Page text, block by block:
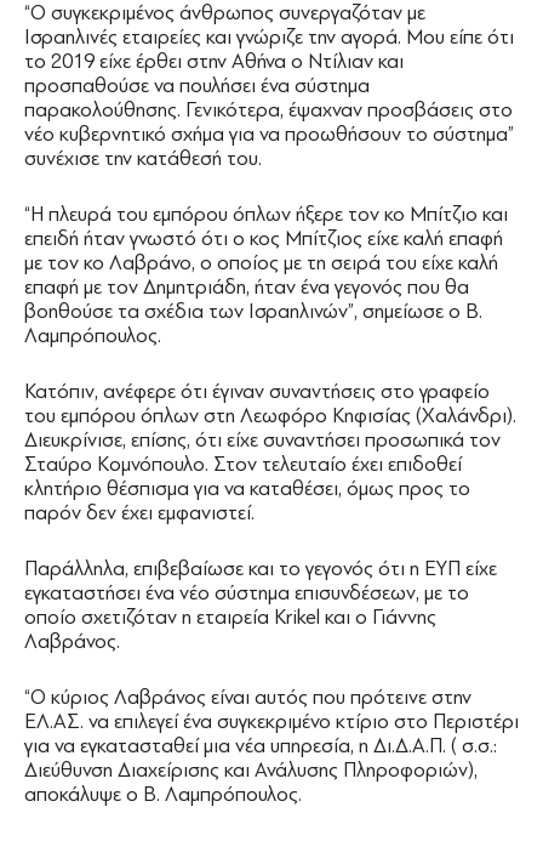
“Ο συγκεκριμένος άνθρωπος συνεργαζόταν με
Ισραηλινές εταιρείες και γνώριζε την αγορά. Μου είπε ότι
το 2019 είχε έρθει στην Αθήνα ο Ντίλιαν και
προσπαθούσε να πουλήσει ένα σύστημα
παρακολούθησης. Γενικότερα, έψαχναν προσβάσεις στο
νέο κυβερνητικό σχήμα για να προωθήσουν το σύστημα”
συνέχισε την κατάθεσή του.
“Η πλευρά του εμπόρου όπλων ήξερε τον κο Μπίτζιο και
επειδή ήταν γνωστό ότι ο κος Μπίτζιος είχε καλή επαφή
με τον κο Λαβράνο, ο οποίος με τη σειρά του είχε καλή
επαφή με τον Δημητριάδη, ήταν ένα γεγονός που θα
βοηθούσε τα σχέδια των Ισραηλινών”, σημείωσε ο Β.
Λαμπρόπουλος.
Κατόπιν, ανέφερε ότι έγιναν συναντήσεις στο γραφείο
του εμπόρου όπλων στη Λεωφόρο Κηφισίας (Χαλάνδρι).
Διευκρίνισε, επίσης, ότι είχε συναντήσει προσωπικά τον
Σταύρο Κομνόπουλο. Στον τελευταίο έχει επιδοθεί
κλητήριο θέσπισμα για να καταθέσει, όμως προς το
παρόν δεν έχει εμφανιστεί.
Παράλληλα, επιβεβαίωσε και το γεγονός ότι η ΕΥΠ είχε
εγκαταστήσει ένα νέο σύστημα επισυνδέσεων, με το
οποίο σχετιζόταν η εταιρεία Krikel και ο Γιάννης
Λαβράνος.
“Ο κύριος Λαβράνος είναι αυτός που πρότεινε στην
ΕΛ.ΑΣ. να επιλεγεί ένα συγκεκριμένο κτίριο στο Περιστέρι
για να εγκατασταθεί μια νέα υπηρεσία, η Δι.Δ.Α.Π. ( σ.σ.:
Διεύθυνση Διαχείρισης και Ανάλυσης Πληροφοριών),
αποκάλυψε ο Β. Λαμπρόπουλος.